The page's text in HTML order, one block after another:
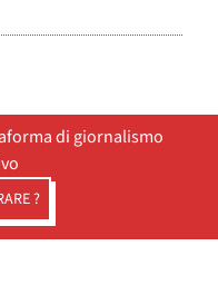
di giornalismo
?